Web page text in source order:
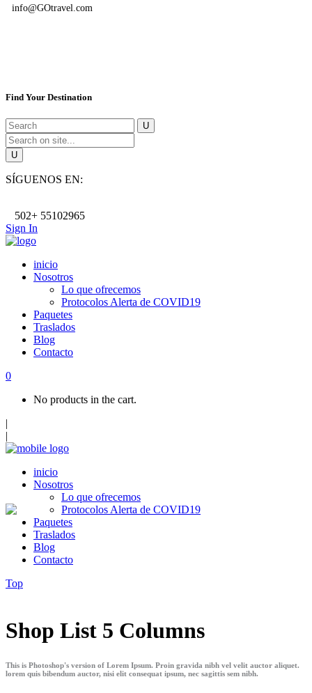
info@GOtravel.com
Find Your Destination
SÍGUENOS EN:
502+ 55102965
Sign In
inicio
Nosotros
Lo que ofrecemos
Protocolos Alerta de COVID19
Paquetes
Traslados
Blog
Contacto
0
No products in the cart.
|
|
inicio
Nosotros
Lo que ofrecemos
Protocolos Alerta de COVID19
Paquetes
Traslados
Blog
Contacto
Top
Shop List 5 Columns
This is Photoshop's version of Lorem Ipsum. Proin gravida nibh vel velit auctor aliquet.
lorem quis bibendum auctor, nisi elit consequat ipsum, nec sagittis sem nibh.